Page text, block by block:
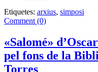
Etiquetes: arxius, simposi
Comment (0)
«Salomé»
pel fons de la
Torres